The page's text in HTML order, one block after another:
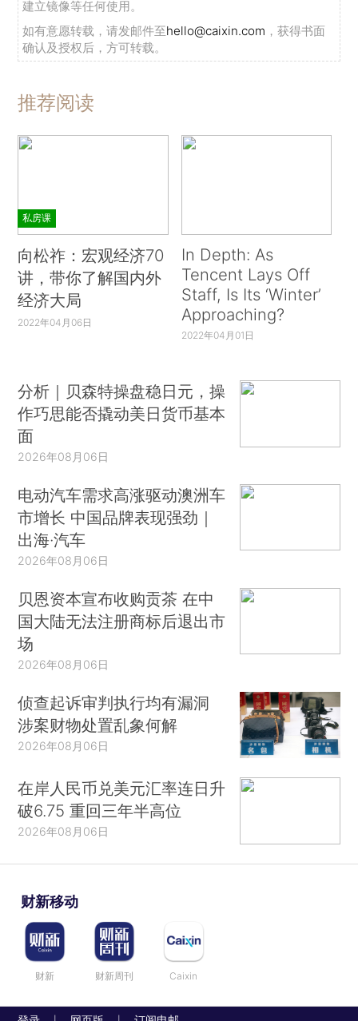
建立镜像等任何使用。
如有意愿转载，请发邮件至hello@caixin.com ，获得书面
确认及授权后，方可转载。
推荐阅读
私房课
向松祚：宏观经济70
讲，带你了解国内外
经济大局
2022年04月06日
In Depth: As
Tencent Lays Off
Staff, Is Its ‘Winter’
Approaching?
2022年04月01日
分析｜贝森特操盘稳日元，操
作巧思能否撬动美日货币基本
面
2026年08月06日
电动汽车需求高涨驱动澳洲车
市增长 中国品牌表现强劲｜
出海·汽车
2026年08月06日
贝恩资本宣布收购贡茶 在中
国大陆无法注册商标后退出市
场
2026年08月06日
侦查起诉审判执行均有漏洞
涉案财物处置乱象何解
2026年08月06日
在岸人民币兑美元汇率连日升
破6.75 重回三年半高位
2026年08月06日
财新移动
财新 财新周刊 Caixin